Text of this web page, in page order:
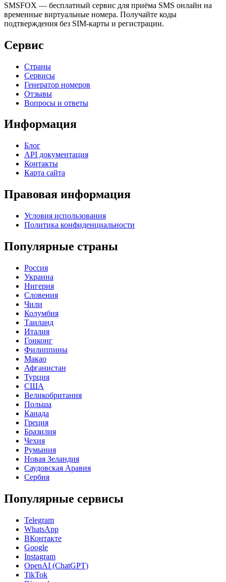
SMSFOX — бесплатный сервис для приёма SMS онлайн на
временные виртуальные номера. Получайте коды
подтверждения без SIM-карты и регистрации.
Сервис
Страны
Сервисы
Генератор номеров
Отзывы
Вопросы и ответы
Информация
Блог
API документация
Контакты
Карта сайта
Правовая информация
Условия использования
Политика конфиденциальности
Популярные страны
Россия
Украина
Нигерия
Словения
Чили
Колумбия
Таиланд
Италия
Гонконг
Филиппины
Макао
Афганистан
Турция
США
Великобритания
Польша
Канада
Греция
Бразилия
Чехия
Румыния
Новая Зеландия
Саудовская Аравия
Сербия
Популярные сервисы
Telegram
WhatsApp
ВКонтакте
Google
Instagram
OpenAI (ChatGPT)
TikTok